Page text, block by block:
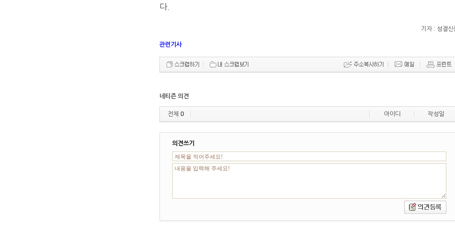
다.
기자 : 성결신
관련기사
네티즌 의견
전체 0 아이디 작성일
의견쓰기